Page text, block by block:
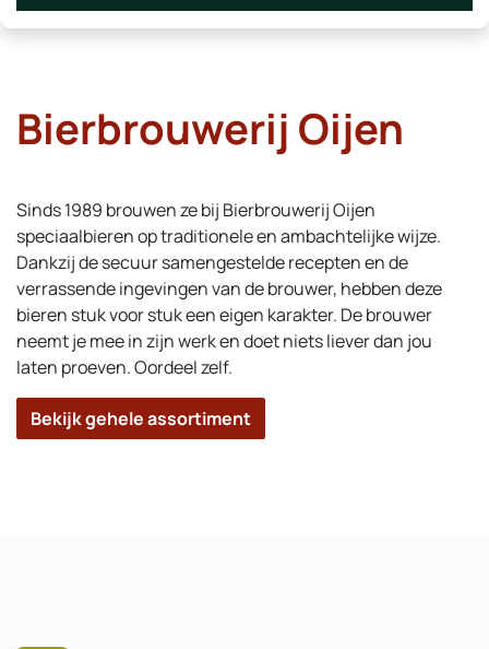
Bierbrouwerij Oijen
Sinds 1989 brouwen ze bij Bierbrouwerij Oijen
speciaalbieren op traditionele en ambachtelijke wijze.
Dankzij de secuur samengestelde recepten en de
verrassende ingevingen van de brouwer, hebben deze
bieren stuk voor stuk een eigen karakter. De brouwer
neemt je mee in zijn werk en doet niets liever dan jou
laten proeven. Oordeel zelf.
Bekijk gehele assortiment